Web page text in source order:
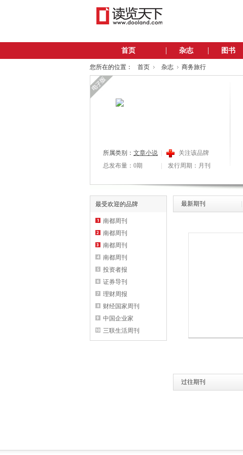
首页 杂志 图书
您所在的位置： 首页 杂志 商务旅行
所属类别： 文章小说
关注该品牌
总发布量：0期
发行周期：月刊
最受欢迎的品牌
南都周刊
南都周刊
南都周刊
南都周刊
投资者报
证券导刊
理财周报
财经国家周刊
中国企业家
三联生活周刊
最新期刊
过往期刊